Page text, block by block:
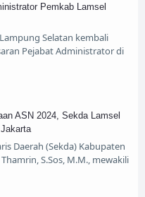
Pemkab Lamsel
Selatan kembali
Pejabat Administrator di
ASN 2024, Sekda Lamsel
Daerah (Sekda) Kabupaten
S.Sos, M.M., mewakili